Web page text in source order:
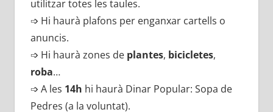
utilitzar totes les taules.
➩ Hi haurà plafons per enganxar cartells o
anuncis.
➩ Hi haurà zones de plantes, bicicletes,
roba…
➩ A les 14h hi haurà Dinar Popular: Sopa de
Pedres (a la voluntat).